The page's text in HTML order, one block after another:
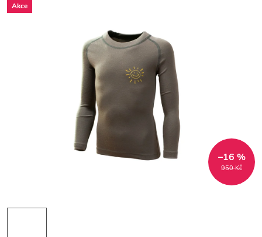
Akce
950 Kč
–16 %